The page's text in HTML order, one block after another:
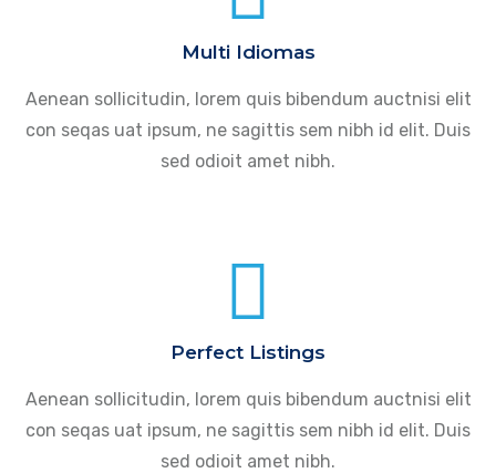
Multi Idiomas
Aenean sollicitudin, lorem quis bibendum auctnisi elit
con seqas uat ipsum, ne sagittis sem nibh id elit. Duis
sed odioit amet nibh.
Perfect Listings
Aenean sollicitudin, lorem quis bibendum auctnisi elit
con seqas uat ipsum, ne sagittis sem nibh id elit. Duis
sed odioit amet nibh.